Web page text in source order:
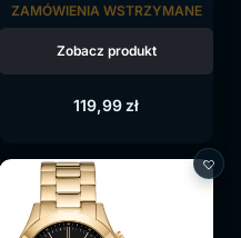
119,99 zł
ZAMÓWIENIA WSTRZYMANE
Zobacz produkt